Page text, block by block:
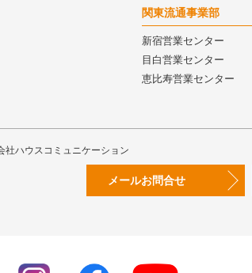
関東流通事業部
新宿営業センター
目白営業センター
恵比寿営業センター
社ハウスコミュニケーション
メールお問合せ